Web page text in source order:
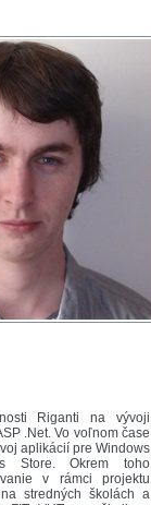
Riganti na vývoji
.Net. Vo voľnom čase
aplikácií pre Windows
Store. Okrem toho
v rámci projektu
stredných školách a